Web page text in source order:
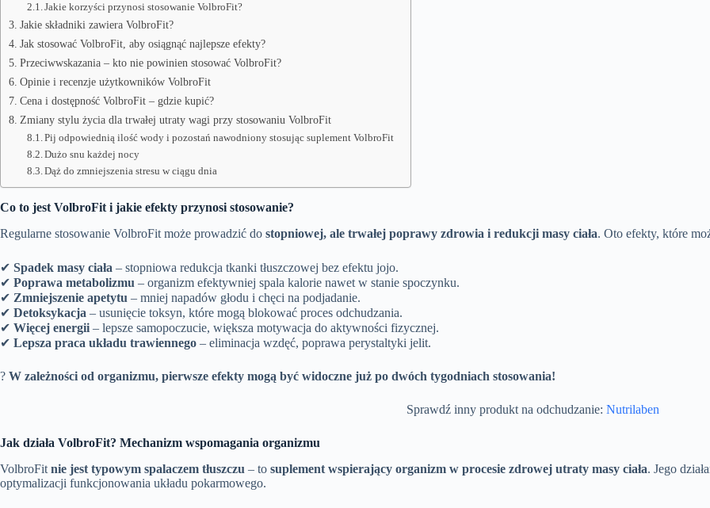
Jakie korzyści przynosi stosowanie VolbroFit?
Jakie składniki zawiera VolbroFit?
Jak stosować VolbroFit, aby osiągnąć najlepsze efekty?
Przeciwwskazania – kto nie powinien stosować VolbroFit?
Opinie i recenzje użytkowników VolbroFit
Cena i dostępność VolbroFit – gdzie kupić?
Zmiany stylu życia dla trwałej utraty wagi przy stosowaniu VolbroFit
Pij odpowiednią ilość wody i pozostań nawodniony stosując suplement VolbroFit
Dużo snu każdej nocy
Dąż do zmniejszenia stresu w ciągu dnia
Co to jest VolbroFit i jakie efekty przynosi stosowanie?
Regularne stosowanie VolbroFit może prowadzić do stopniowej, ale trwałej poprawy zdrowia i redukcji masy ciała. Oto efekty, które
✔ Spadek masy ciała – stopniowa redukcja tkanki tłuszczowej bez efektu jojo.
✔ Poprawa metabolizmu – organizm efektywniej spala kalorie nawet w stanie spoczynku.
✔ Zmniejszenie apetytu – mniej napadów głodu i chęci na podjadanie.
✔ Detoksykacja – usunięcie toksyn, które mogą blokować proces odchudzania.
✔ Więcej energii – lepsze samopoczucie, większa motywacja do aktywności fizycznej.
✔ Lepsza praca układu trawiennego – eliminacja wzdęć, poprawa perystaltyki jelit.
? W zależności od organizmu, pierwsze efekty mogą być widoczne już po dwóch tygodniach stosowania!
Sprawdź inny produkt na odchudzanie: Nutrilaben
Jak działa VolbroFit? Mechanizm wspomagania organizmu
VolbroFit nie jest typowym spalaczem tłuszczu – to suplement wspierający organizm w procesie zdrowej utraty masy ciała. Jego
optymalizacji funkcjonowania układu pokarmowego.